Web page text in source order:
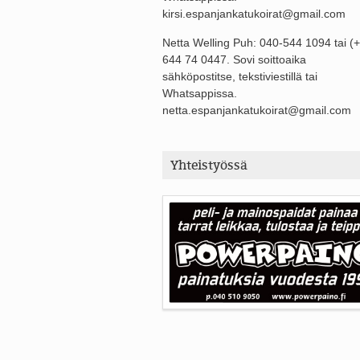
kirsi.espanjankatukoirat@gmail.com
Netta Welling Puh: 040-544 1094 tai
644 74 0447. Sovi soittoaika
sähköpostitse, tekstiviestillä tai
Whatsappissa.
netta.espanjankatukoirat@gmail.com
Yhteistyössä